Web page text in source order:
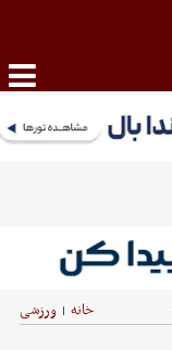
خانه | ورزشی